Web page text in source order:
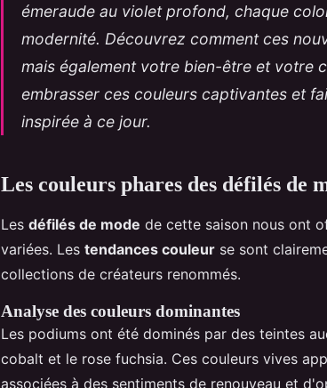
émeraude au violet profond, chaque
modernité. Découvrez comment ces
mais également votre bien-être et votre
embrasser ces couleurs captivantes et
inspirée à ce jour.
Les couleurs phares des défilés de
Les défilés de mode de cette saison nous ont
variées. Les tendances couleur se sont
collections de créateurs renommés.
Analyse des couleurs dominantes
Les podiums ont été dominés par des teintes
cobalt et le rose fuchsia. Ces couleurs vives
associées à des sentiments de renouveau et